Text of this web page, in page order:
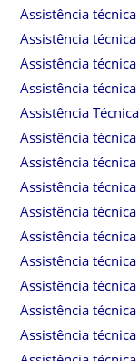
Assistência
Assistência
Assistência
Assistência
Assistência
Assistência
Assistência
Assistência
Assistência
Assistência
Assistência
Assistência
Assistência
Assistência